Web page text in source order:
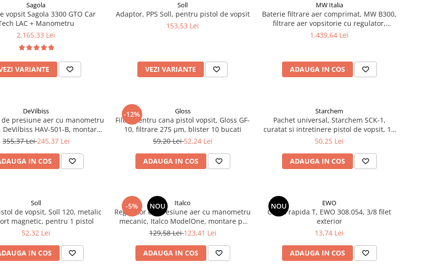
Sagola
vopsit Sagola 3300 GTO Car
LAC + Manometru
2.165,33 Lei
VARIANTE
Soll
Adaptor, PPS Soll, pentru pistol de vopsit
153,53 Lei
VEZI VARIANTE
MW Italia
Baterie filtrare aer comprimat, MW B300,
filtrare aer vopsitorie cu regulator,
baterie 3 filtre, pana la 0.003 microni cu
1.439,64 Lei
ADAUGA IN COS
DeVilbiss
de presiune aer cu manometru
DeVilbiss HAV-501-B, montare
cupla 1/4, maxim 11 bar
355,37 Lei245,37 Lei
IN COS
-12% Gloss
Filtre pentru cana pistol vopsit, Gloss GF-
10, filtrare 275 μm, blister 10 bucati
59,20 Lei52,24 Lei
ADAUGA IN COS
Starchem
Pachet universal, Starchem SCK-1,
curatat si intretinere pistol de vopsit, 13
piese
50,25 Lei
ADAUGA IN COS
Soll
de vopsit, Soll 120, metalic
magnetic, pentru 1 pistol
52,32 Lei
IN COS
-5% NOU Italco
Regulator de presiune aer cu manometru
mecanic, Italco ModelOne, montare pe
furtun, cupla 1/4, maxim 10 bar
129,58 Lei123,41 Lei
ADAUGA IN COS
NOU EWO
Cupla rapida T, EWO 308.054, 3/8 filet
exterior
13,74 Lei
ADAUGA IN COS